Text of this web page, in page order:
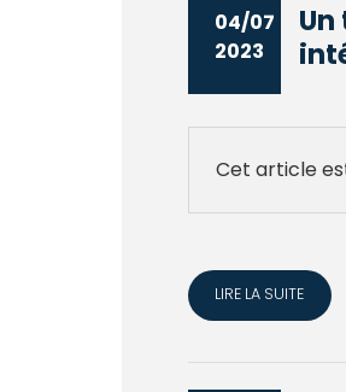
04/07
2023
Cet article
LIRE LA SUITE